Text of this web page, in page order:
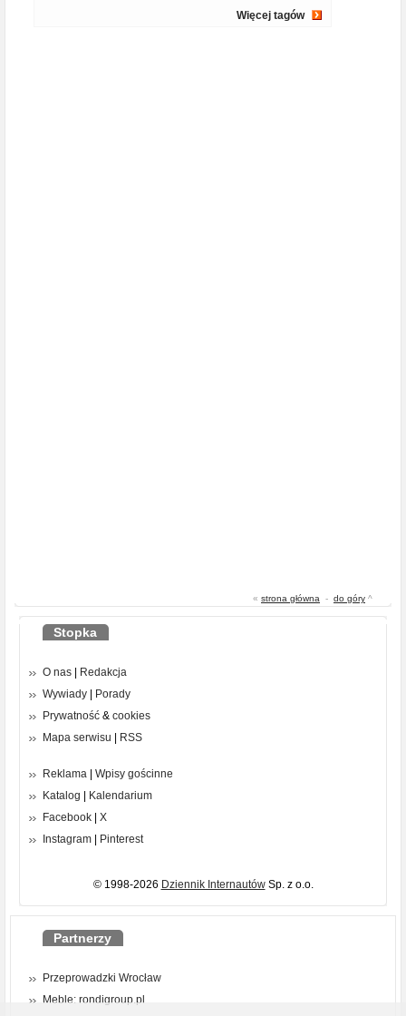
Więcej tagów
« strona główna - do góry ^
Stopka
O nas
Redakcja
Wywiady
Porady
Prywatność & cookies
Mapa serwisu
RSS
Reklama
Wpisy gościnne
Katalog
Kalendarium
Facebook
X
Instagram
Pinterest
© 1998-2026 Dziennik InternautówSp. z o.o.
Partnerzy
Przeprowadzki Wrocław
Meble: rondigroup.pl